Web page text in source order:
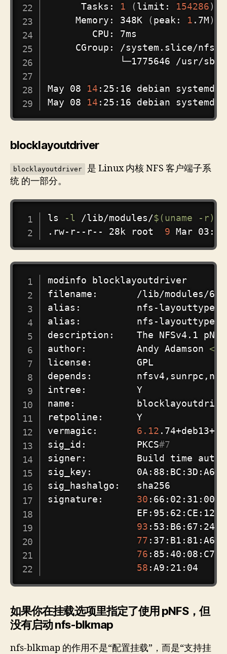
      Tasks:
1 (limit: 154286)
     Memory: 348K
(peak: 1 .7M)
        CPU: 7ms
CGroup: /system.slice/nfs-
└─1775646 /usr/
May 08 14 :25:16 debian systemd
May 08
14 :25:16 debian systemd
blocklayoutdriver
blocklayoutdriver
是 Linux 内核 NFS 客户端子系
统 的一部分。
ls -l /lib/modules/$(uname -r)
.rw-r--r-- 28k root 9
modinfo blocklayoutdriver
filename:       /lib/modules/
alias:          nfs-layouttype4-
alias:          nfs-layouttype4-
description:    The NFSv4.1
author:         Andy Adamson <
license:        GPL
depends:        nfsv4,sunrpc,nfs
intree:         Y
name:
retpoline:      Y
vermagic: 6.12
sig_id:         PKCS#7
signer:         Build time
sig_key:
sig_hashalgo:   sha256
signature: 30
93
77
76
58
如果你在挂载选项里指定了使用 pNFS，但
没有启动 nfs-blkmap
nfs-blkmap 的作用不是“配置挂载”，而是“支持挂